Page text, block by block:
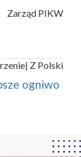
Zarząd PIKW
| Z Polski
ogniwo